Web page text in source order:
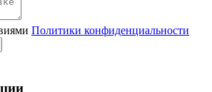
Политики конфиденциальности